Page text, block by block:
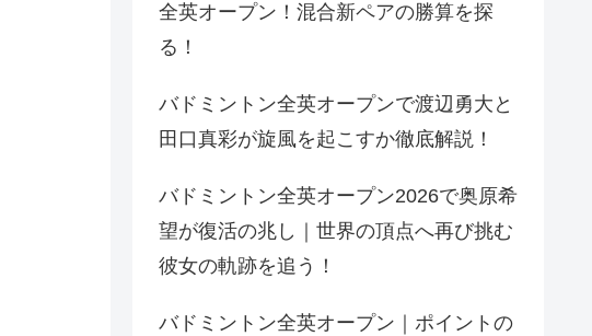
全英オープン！混合新ペアの勝算を探
る！
バドミントン全英オープンで渡辺勇大と
田口真彩が旋風を起こすか徹底解説！
バドミントン全英オープン2026で奥原希
望が復活の兆し｜世界の頂点へ再び挑む
彼女の軌跡を追う！
バドミントン全英オープン｜ポイントの